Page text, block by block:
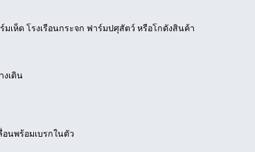
เห็ด โรงเรือนกระจก ฟาร์มปศุสัตว์ หรือโกดังสินค้า
งเดิน
อนพร้อมเบรกในตัว